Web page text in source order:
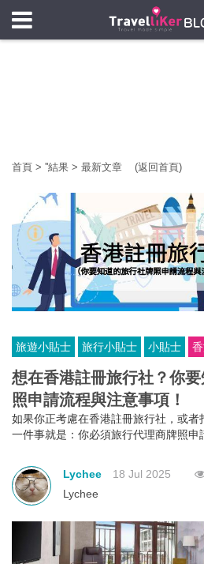
首頁 > ''結果 > 最新文章 (返回首頁)
旅遊小貼士 旅行小貼士 小貼士
想在香港註冊旅行社？你
照申請流程與注意事項！
如果你正考慮在香港註冊旅行社，或
一件事就是：你必須旅行代理商牌照申
遊團或接待到港旅客的業務，都必須向
效的旅行代理商牌照。沒有這個牌照？
Lychee 18 Jul 2025
Lychee